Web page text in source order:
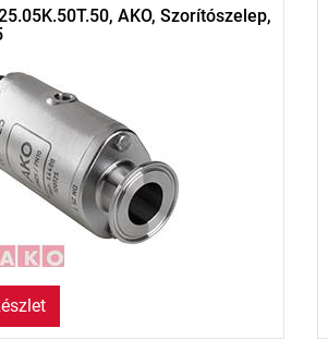
AKO, Szorítószelep,